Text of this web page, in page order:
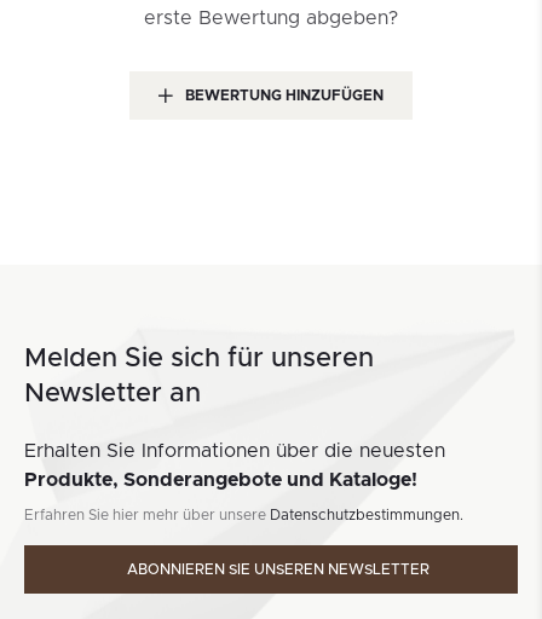
erste Bewertung abgeben?
BEWERTUNG HINZUFÜGEN
Melden Sie sich für unseren
Newsletter an
Erhalten Sie Informationen über die neuesten
Produkte, Sonderangebote und Kataloge!
Erfahren Sie hier mehr über unsere Datenschutzbestimmungen.
ABONNIEREN SIE UNSEREN NEWSLETTER